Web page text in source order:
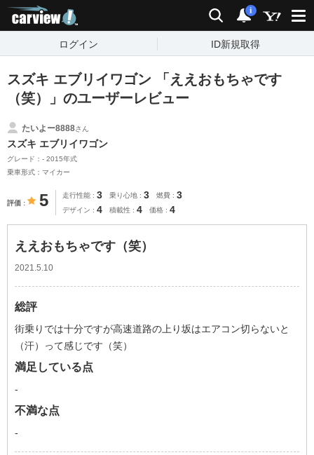
検索 通知
i
ログイン ID新規取得
スズキ エブリイワゴン 「ええおもちゃです
（笑）」のユーザーレビュー
たいよー8888さん
スズキ エブリイワゴン
グレード：- 2015年式
乗車形式：マイカー
評価 5 走行性能 3 乗り心地 3 燃費 3
デザイン 4 積載性 4 価格 4
ええおもちゃです（笑）
2021.5.10
総評
街乗りでは十分ですが高速道路の上り坂はエアコン切らないと
（汗）って感じです（笑）
満足している点
-
不満な点
-